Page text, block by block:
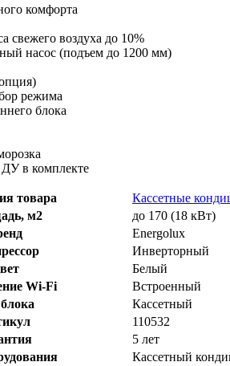
комфорта
свежего воздуха до 10%
насос (подъем до 1200 мм)
режима
блока
в комплекте
товара
Кассетные
м2
до 170 (18 кВт)
Energolux
Инверторный
Белый
Wi-Fi
Встроенный
Кассетный
110532
5 лет
Кассетный